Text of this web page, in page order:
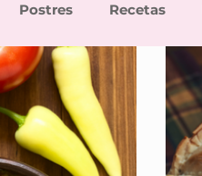
Postres Recetas
Cocina Casera de Autor